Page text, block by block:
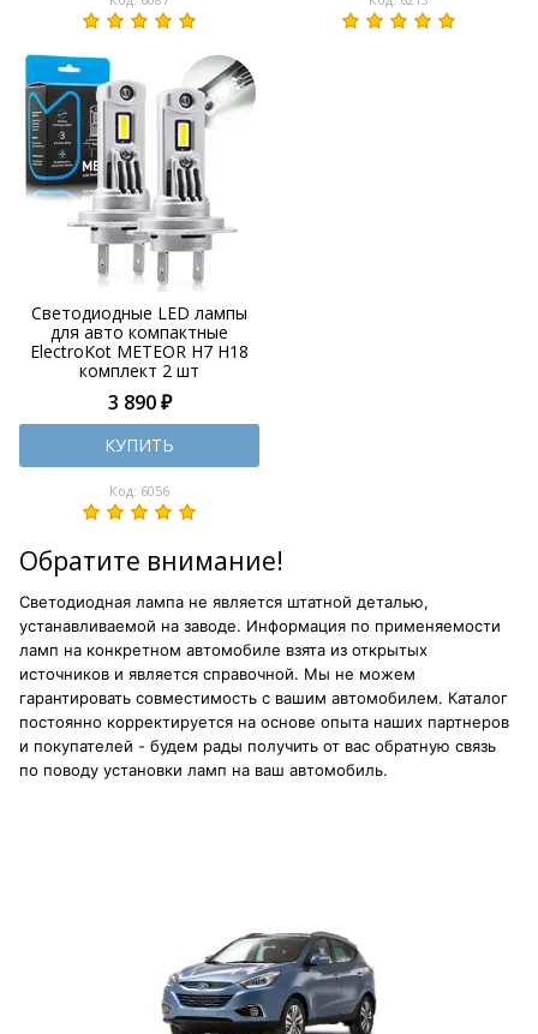
Светодиодные LED лампы
для авто компактные
ElectroKot METEOR H7 H18
комплект 2 шт
3 890 ₽
КУПИТЬ
Код: 6056
Обратите внимание!
Светодиодная лампа не является штатной деталью,
устанавливаемой на заводе. Информация по применяемости
ламп на конкретном автомобиле взята из открытых
источников и является справочной. Мы не можем
гарантировать совместимость с вашим автомобилем. Каталог
постоянно корректируется на основе опыта наших партнеров
и покупателей - будем рады получить от вас обратную связь
по поводу установки ламп на ваш автомобиль.